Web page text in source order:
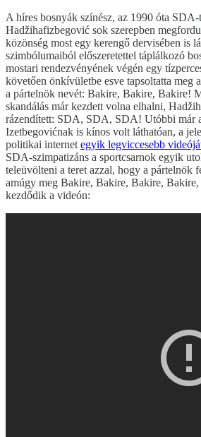
A híres bosnyák színész, az 1990 óta
Hadžihafizbegović sok szerepben
közönség most egy kerengő dervisében is
szimbólumaiból előszeretettel táplálkozó
mostari rendezvényének végén egy
követően önkívületbe esve tapsoltatta meg
a pártelnök nevét: Bakire, Bakire, Bakire!
skandálás már kezdett volna elhalni,
rázendített: SDA, SDA, SDA! Utóbbi már
Izetbegovićnak is kínos volt láthatóan, a
politikai internet egyik legviccesebb
SDA-szimpatizáns a sportcsarnok egyik
teleüvölteni a teret azzal, hogy a pártelnök
amúgy meg Bakire, Bakire, Bakire,
kezdődik a videón: